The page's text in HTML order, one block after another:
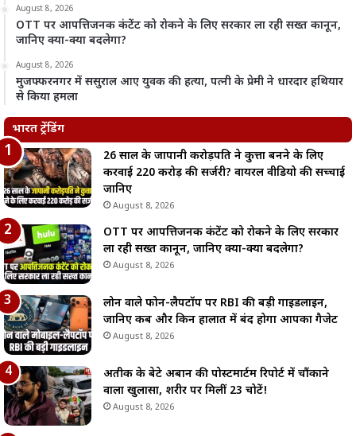
August 8, 2026
OTT पर आपत्तिजनक कंटेंट को रोकने के लिए सरकार ला रही सख्त कानून,
जानिए क्या-क्या बदलेगा?
August 8, 2026
मुजफ्फरनगर में ससुराल आए युवक की हत्या, पत्नी के प्रेमी ने धारदार हथियार
से किया हमला
भारत ट्रेंडिंग
26 साल के जापानी करोड़पति ने कुत्ता बनने के लिए
करवाई 220 करोड़ की सर्जरी? वायरल वीडियो की सच्चाई
जानिए
August 8, 2026
OTT पर आपत्तिजनक कंटेंट को रोकने के लिए सरकार
ला रही सख्त कानून, जानिए क्या-क्या बदलेगा?
August 8, 2026
लोन वाले फोन-लैपटॉप पर RBI की बड़ी गाइडलाइन,
जानिए कब और किन हालात में बंद होगा आपका गैजेट
August 8, 2026
अतीक के बेटे अबान की पोस्टमार्टम रिपोर्ट में चौंकाने
वाला खुलासा, शरीर पर मिलीं 23 चोटें!
August 8, 2026